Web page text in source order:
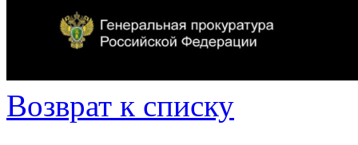
Возврат к списку